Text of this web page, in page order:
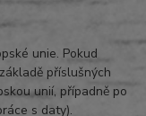
unie. Pokud
příslušných
unií, případně po
s daty).